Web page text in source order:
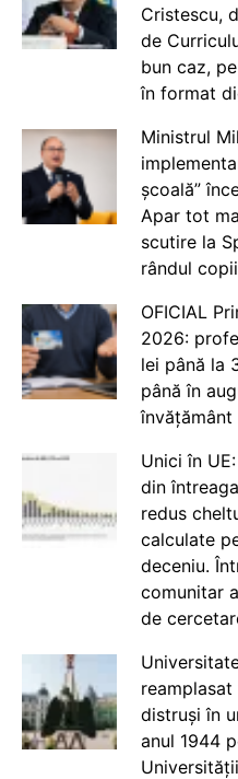
Cristescu,
de
bun caz,
în format
Ministrul
școală”
Apar tot
scutire la
rândul
OFICIAL
2026:
lei până la
până în
învățământ
Unici în
din
redus
calculate
deceniu.
comunitar
de
distruși în
anul 1944
Universității